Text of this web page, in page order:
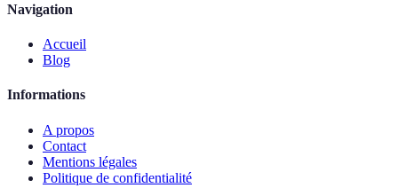
Navigation
Accueil
Blog
Informations
A propos
Contact
Mentions légales
Politique de confidentialité